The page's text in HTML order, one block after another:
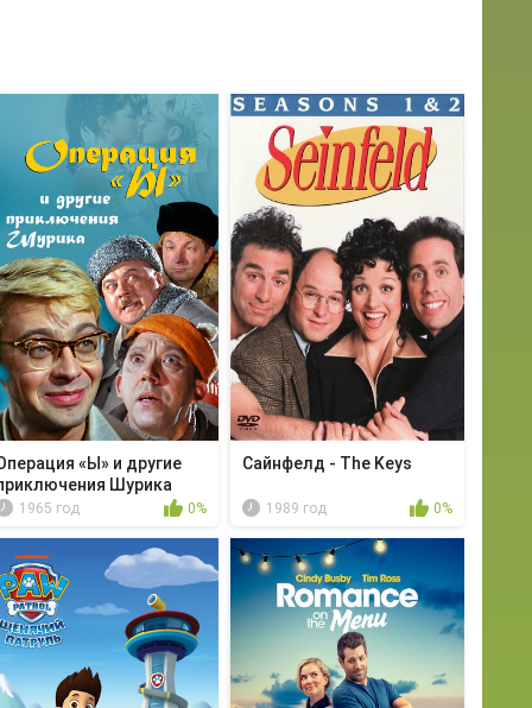
«Ы» и другие
Шурика
1965 год 0%
Сайнфелд - The Keys
1989 год 0%